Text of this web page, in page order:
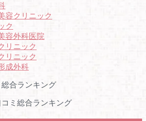
容クリニック
ク
容外科医院
リニック
リニック
成外科